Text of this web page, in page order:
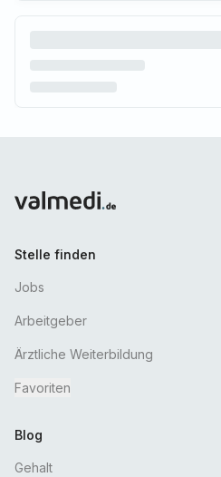
Stelle finden
Jobs
Arbeitgeber
Ärztliche Weiterbildung
Favoriten
Blog
Gehalt